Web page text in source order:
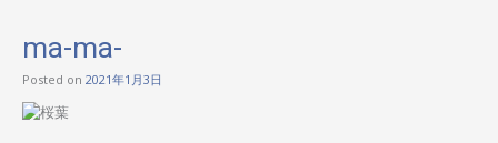
ma-ma-
Posted on 2021年1月3日